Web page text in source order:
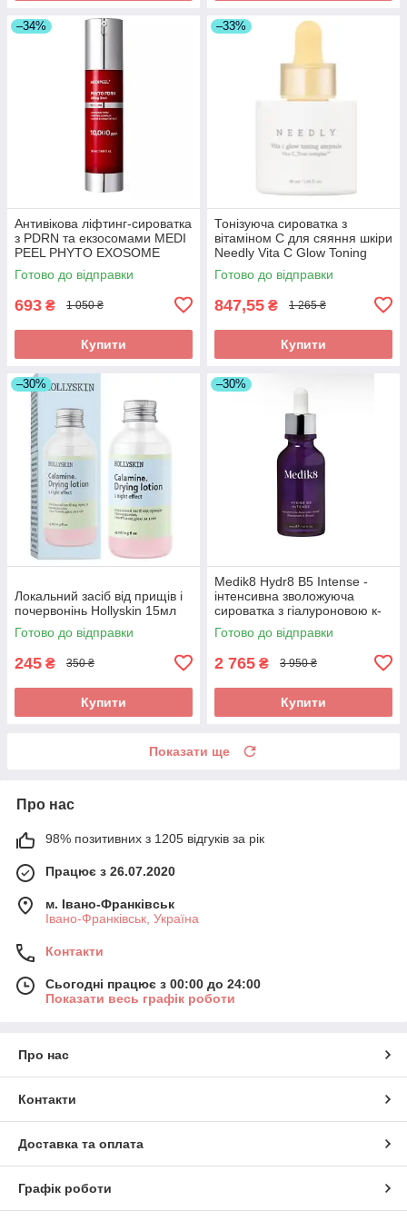
–34%
Антивікова ліфтинг-сироватка
з PDRN та екзосомами MEDI
PEEL PHYTO EXOSOME
PDRN LIFTING SHOT SERUM
50ML
Готово до відправки
693 ₴ 1 050 ₴
Купити
–33%
Тонізуюча сироватка з
вітаміном С для сяяння шкіри
Needly Vita C Glow Toning
Ampoule, 30 мл
Готово до відправки
847,55 ₴ 1 265 ₴
Купити
–30%
Локальний засіб від прищів і
почервонінь Hollyskin 15мл
Готово до відправки
245 ₴ 350 ₴
Купити
–30%
Medik8 Hydr8 B5 Intense -
інтенсивна зволожуюча
сироватка з гіалуроновою к-
тою 30 мл
Готово до відправки
2 765 ₴ 3 950 ₴
Купити
Показати ще
Про нас
98% позитивних з 1205 відгуків за рік
Працює з 26.07.2020
м. Івано-Франківськ
Івано-Франківськ, Україна
Контакти
Сьогодні працює з 00:00 до 24:00
Показати весь графік роботи
Про нас
Контакти
Доставка та оплата
Графік роботи